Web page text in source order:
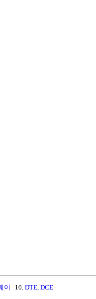
이 10. DTE, DCE